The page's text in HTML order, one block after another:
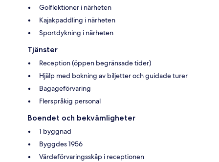
Golflektioner i närheten
Kajakpaddling i närheten
Sportdykning i närheten
Tjänster
Reception (öppen begränsade tider)
Hjälp med bokning av biljetter och guidade turer
Bagageförvaring
Flerspråkig personal
Boendet och bekvämligheter
1 byggnad
Byggdes 1956
Värdeförvaringsskåp i receptionen